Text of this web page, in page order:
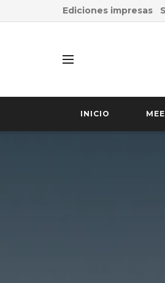
Ediciones impresas
INICIO